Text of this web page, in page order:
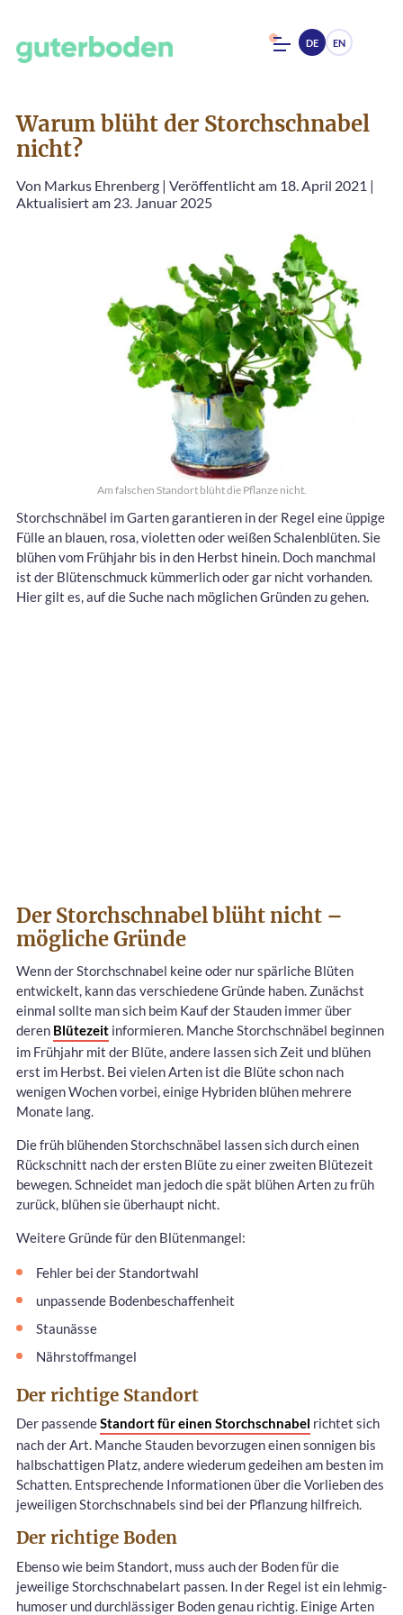
DE EN
Warum blüht der Storchschnabel
nicht?
Von Markus Ehrenberg | Veröffentlicht am 18. April 2021 |
Aktualisiert am 23. Januar 2025
Am falschen Standort blüht die Pflanze nicht.
Storchschnäbel im Garten garantieren in der Regel eine üppige
Fülle an blauen, rosa, violetten oder weißen Schalenblüten. Sie
blühen vom Frühjahr bis in den Herbst hinein. Doch manchmal
ist der Blütenschmuck kümmerlich oder gar nicht vorhanden.
Hier gilt es, auf die Suche nach möglichen Gründen zu gehen.
Der Storchschnabel blüht nicht –
mögliche Gründe
Wenn der Storchschnabel keine oder nur spärliche Blüten
entwickelt, kann das verschiedene Gründe haben. Zunächst
einmal sollte man sich beim Kauf der Stauden immer über
deren Blütezeit informieren. Manche Storchschnäbel beginnen
im Frühjahr mit der Blüte, andere lassen sich Zeit und blühen
erst im Herbst. Bei vielen Arten ist die Blüte schon nach
wenigen Wochen vorbei, einige Hybriden blühen mehrere
Monate lang.
Die früh blühenden Storchschnäbel lassen sich durch einen
Rückschnitt nach der ersten Blüte zu einer zweiten Blütezeit
bewegen. Schneidet man jedoch die spät blühen Arten zu früh
zurück, blühen sie überhaupt nicht.
Weitere Gründe für den Blütenmangel:
Fehler bei der Standortwahl
unpassende Bodenbeschaffenheit
Staunässe
Nährstoffmangel
Der richtige Standort
Der passendeStandort für einen Storchschnabel richtet sich
nach der Art. Manche Stauden bevorzugen einen sonnigen bis
halbschattigen Platz, andere wiederum gedeihen am besten im
Schatten. Entsprechende Informationen über die Vorlieben des
jeweiligen Storchschnabels sind bei der Pflanzung hilfreich.
Der richtige Boden
Ebenso wie beim Standort, muss auch der Boden für die
jeweilige Storchschnabelart passen. In der Regel ist ein lehmig-
humoser und durchlässiger Boden genau richtig. Einige Arten